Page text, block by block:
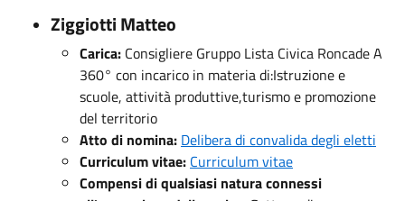
Ziggiotti Matteo
Carica: Consigliere Gruppo Lista Civica Roncade A
360° con incarico in materia di:Istruzione e
scuole, attività produttive,turismo e promozione
del territorio
Atto di nomina: Delibera di convalida degli eletti
Curriculum vitae: Curriculum vitae
Compensi di qualsiasi natura connessi